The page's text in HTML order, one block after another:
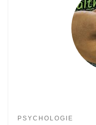
PSYCHOLOGIE